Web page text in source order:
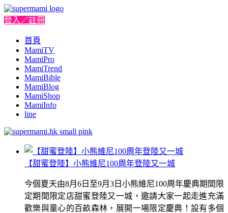
登入／註冊
首頁
MamiTV
MamiPro
MamiTrend
MamiBible
MamiBlog
MamiShop
MamiInfo
line
【甜蜜登陸】小熊維尼100周年登陸又一城
今個夏天由8月6日至9月3日小熊維尼100周年慶典期間限
定期間限定店甜蜜登陸又一城，邀請大家一起走進充滿
歡樂與童心的百畝森林，展開一場限定慶典！設有多個